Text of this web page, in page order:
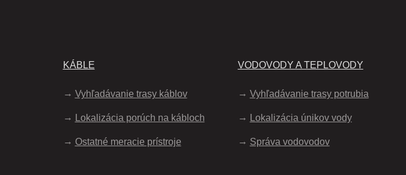
KÁBLE
Vyhľadávanie trasy káblov
Lokalizácia porúch na kábloch
Ostatné meracie prístroje
VODOVODY A TEPLOVODY
Vyhľadávanie trasy potrubia
Lokalizácia únikov vody
Správa vodovodov